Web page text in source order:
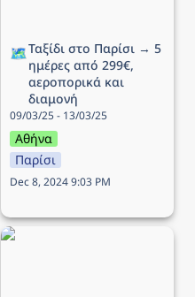
🗺️Ταξίδι στο Παρίσι → 5
ημέρες από 299€,
αεροπορικά και
διαμονή
09/03/25 - 13/03/25
Αθήνα
Παρίσι
Dec 8, 2024 9:03 PM
Ταξίδι στην Κοπεγχάγη →